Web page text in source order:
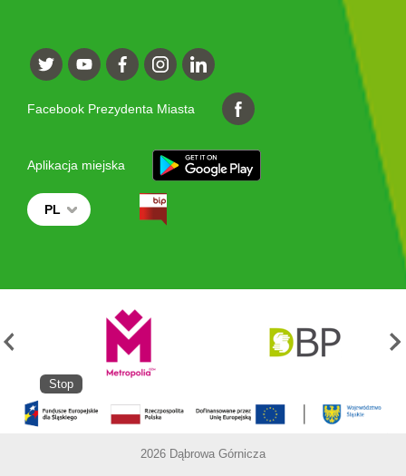
Facebook Prezydenta Miasta
Aplikacja miejska
PL
Stop
2026 Dąbrowa Górnicza